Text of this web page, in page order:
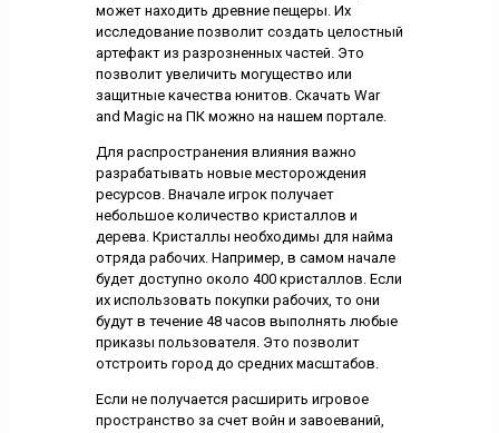
может находить древние пещеры. Их
исследование позволит создать целостный
артефакт из разрозненных частей. Это
позволит увеличить могущество или
защитные качества юнитов. Скачать War
and Magic на ПК можно на нашем портале.
Для распространения влияния важно
разрабатывать новые месторождения
ресурсов. Вначале игрок получает
небольшое количество кристаллов и
дерева. Кристаллы необходимы для найма
отряда рабочих. Например, в самом начале
будет доступно около 400 кристаллов. Если
их использовать покупки рабочих, то они
будут в течение 48 часов выполнять любые
приказы пользователя. Это позволит
отстроить город до средних масштабов.
Если не получается расширить игровое
пространство за счет войн и завоеваний,